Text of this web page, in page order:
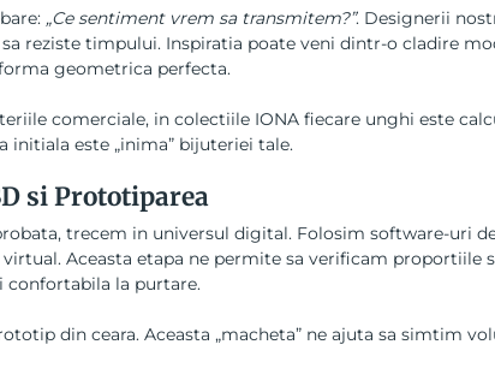
„Ce sentiment vrem sa transmitem?”. Designerii
reziste timpului. Inspiratia poate veni dintr-o cladire
geometrica perfecta.
comerciale, in colectiile IONA fiecare unghi este
initiala este „inima” bijuteriei tale.
si Prototiparea
trecem in universul digital. Folosim software-uri
Aceasta etapa ne permite sa verificam proportiile
confortabila la purtare.
din ceara. Aceasta „macheta” ne ajuta sa simtim